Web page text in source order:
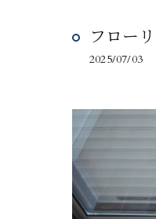
フロー
2025/07/03